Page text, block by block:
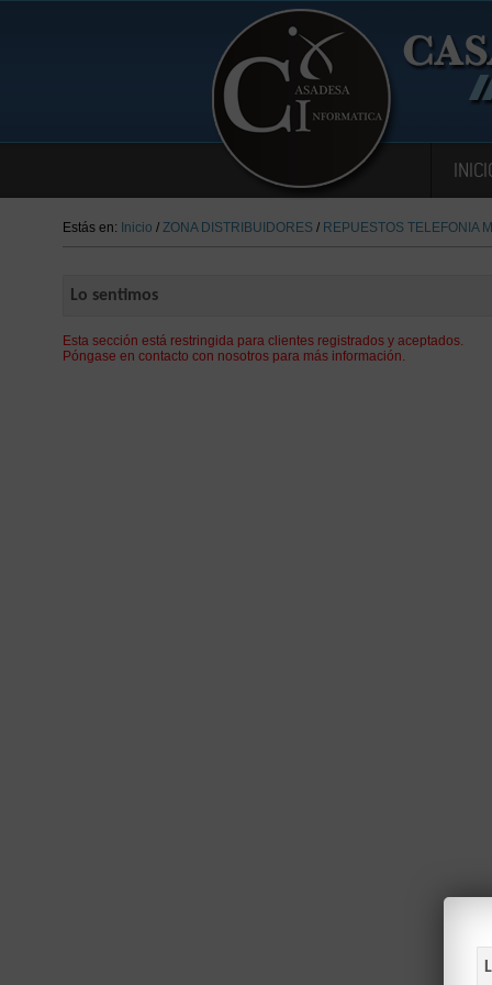
Estás en: Inicio / ZONA DISTRIBUIDORES / REPUESTOS TELEFONIA
Lo sentimos
Esta sección está restringida para clientes registrados y aceptados.
Póngase en contacto con nosotros para más información.